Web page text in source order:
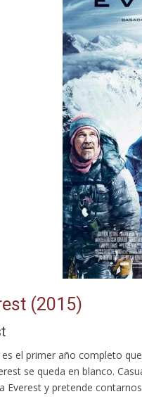
(2015)
el primer año completo
se queda en blanco.
Everest y pretende